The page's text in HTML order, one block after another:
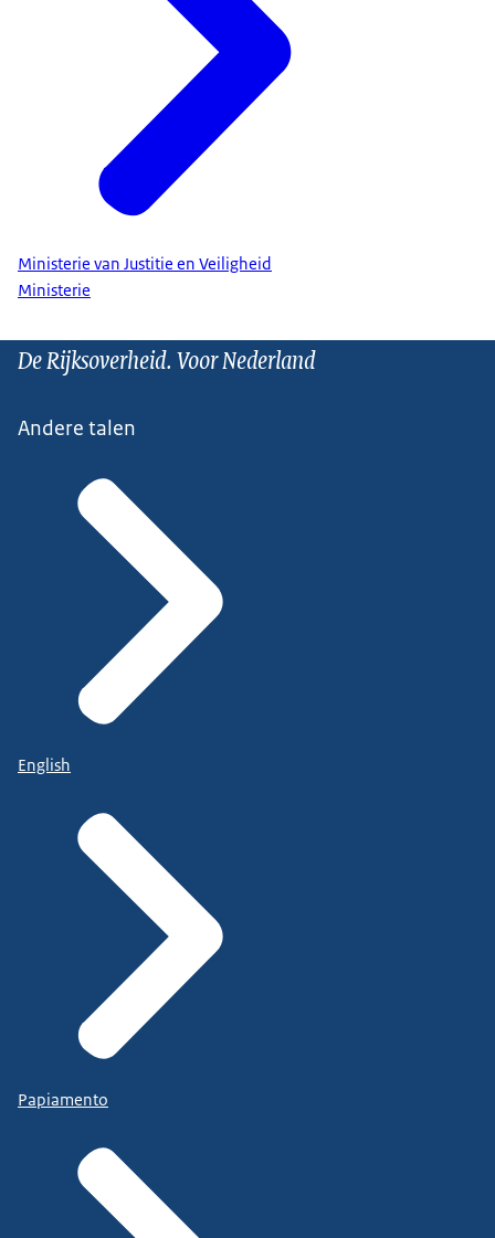
Ministerie van Justitie en Veiligheid
Ministerie
De Rijksoverheid. Voor Nederland
Andere talen
English
Papiamento